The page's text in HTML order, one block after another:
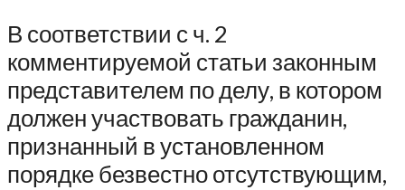
В соответствии с ч. 2
комментируемой статьи законным
представителем по делу, в котором
должен участвовать гражданин,
признанный в установленном
порядке безвестно отсутствующим,